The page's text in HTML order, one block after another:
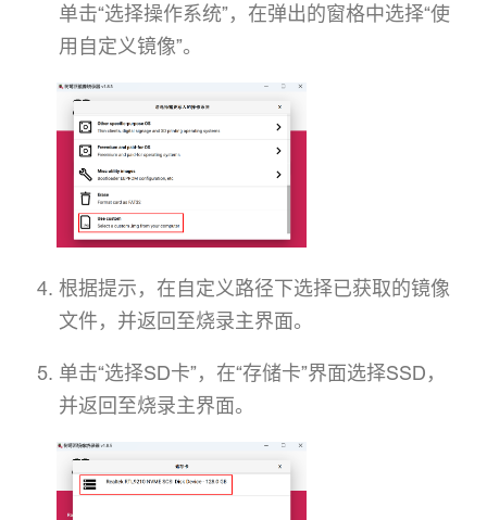
单击“选择操作系统”，在弹出的窗格中选择“使
用自定义镜像”。
根据提示，在自定义路径下选择已获取的镜像
文件，并返回至烧录主界面。
单击“选择SD卡”，在“存储卡”界面选择SSD，
并返回至烧录主界面。